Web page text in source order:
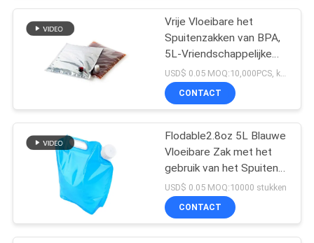
afbreekbare
Verpakkende Zak
Pre Gerolde Kegels
22
Vrije Vloeibare het
Spuitenzakken van BPA,
5L-Vriendschappelijke
het Spuitenzakken van
Sauseco
USD$ 0.05 MOQ:10,000PCS, kan ook zijn bespreken
CONTACT
Flodable2.8oz 5L Blauwe
Vloeibare Zak met het
gebruik van het Spuiten
Drinkwater
USD$ 0.05 MOQ:10000 stukken
CONTACT